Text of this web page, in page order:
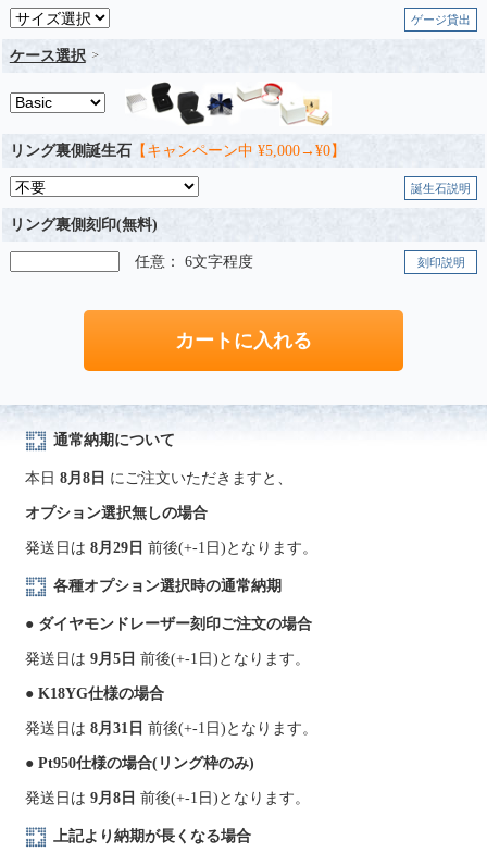
ゲージ貸出
ケース選択
リング裏側誕生石【キャンペーン中 ¥5,000→¥0】
誕生石説明
リング裏側刻印(無料)
任意： 6文字程度 刻印説明
通常納期について
本日 8月8日 にご注文いただきますと、
オプション選択無しの場合
発送日は 8月29日 前後(+-1日)となります。
各種オプション選択時の通常納期
● ダイヤモンドレーザー刻印ご注文の場合
発送日は 9月5日 前後(+-1日)となります。
● K18YG仕様の場合
発送日は 8月31日 前後(+-1日)となります。
● Pt950仕様の場合(リング枠のみ)
発送日は 9月8日 前後(+-1日)となります。
上記より納期が長くなる場合